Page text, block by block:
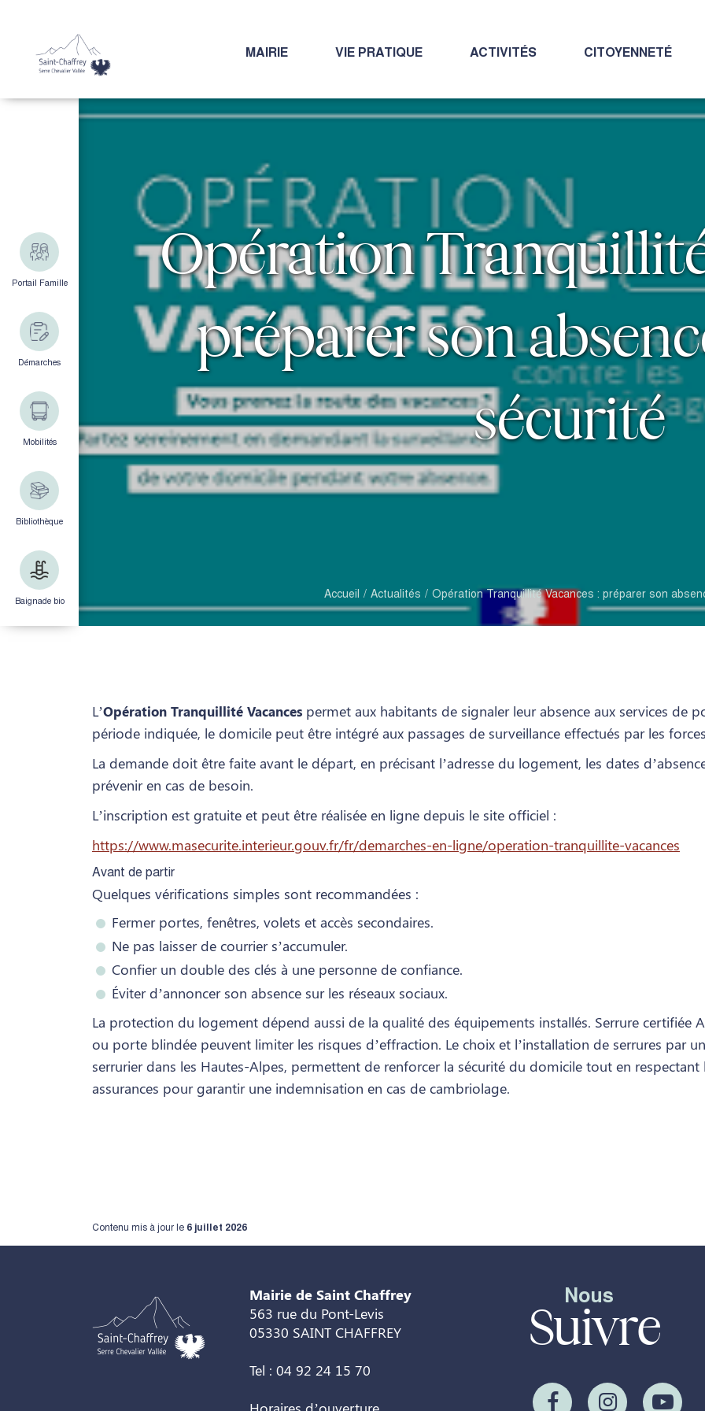
MAIRIE VIE PRATIQUE ACTIVITÉS CITOYENNETÉ
Opération
préparer son
sécurité
Accueil Actualités Opération Tranquillité Vacances : préparer son
Portail Famille
Démarches
Mobilités
Bibliothèque
Baignade bio
L’Opération Tranquillité Vacances permet aux habitants de signaler leur absence aux services de
période indiquée, le domicile peut être intégré aux passages de surveillance effectués par les
La demande doit être faite avant le départ, en précisant l’adresse du logement, les dates
prévenir en cas de besoin.
L’inscription est gratuite et peut être réalisée en ligne depuis le site officiel :
https://www.masecurite.interieur.gouv.fr/fr/demarches-en-ligne/operation-tranquillite-vacances
Avant de partir
Quelques vérifications simples sont recommandées :
Fermer portes, fenêtres, volets et accès secondaires.
Ne pas laisser de courrier s’accumuler.
Confier un double des clés à une personne de confiance.
Éviter d’annoncer son absence sur les réseaux sociaux.
La protection du logement dépend aussi de la qualité des équipements installés. Serrure certifiée
ou porte blindée peuvent limiter les risques d’effraction. Le choix et l’installation de serrures par
serrurier dans les Hautes-Alpes, permettent de renforcer la sécurité du domicile tout en
assurances pour garantir une indemnisation en cas de cambriolage.
Contenu mis à jour le 6 juillet 2026
Mairie de Saint Chaffrey
563 rue du Pont-Levis
05330 SAINT CHAFFREY
Tel : 04 92 24 15 70
Nous
Suivre